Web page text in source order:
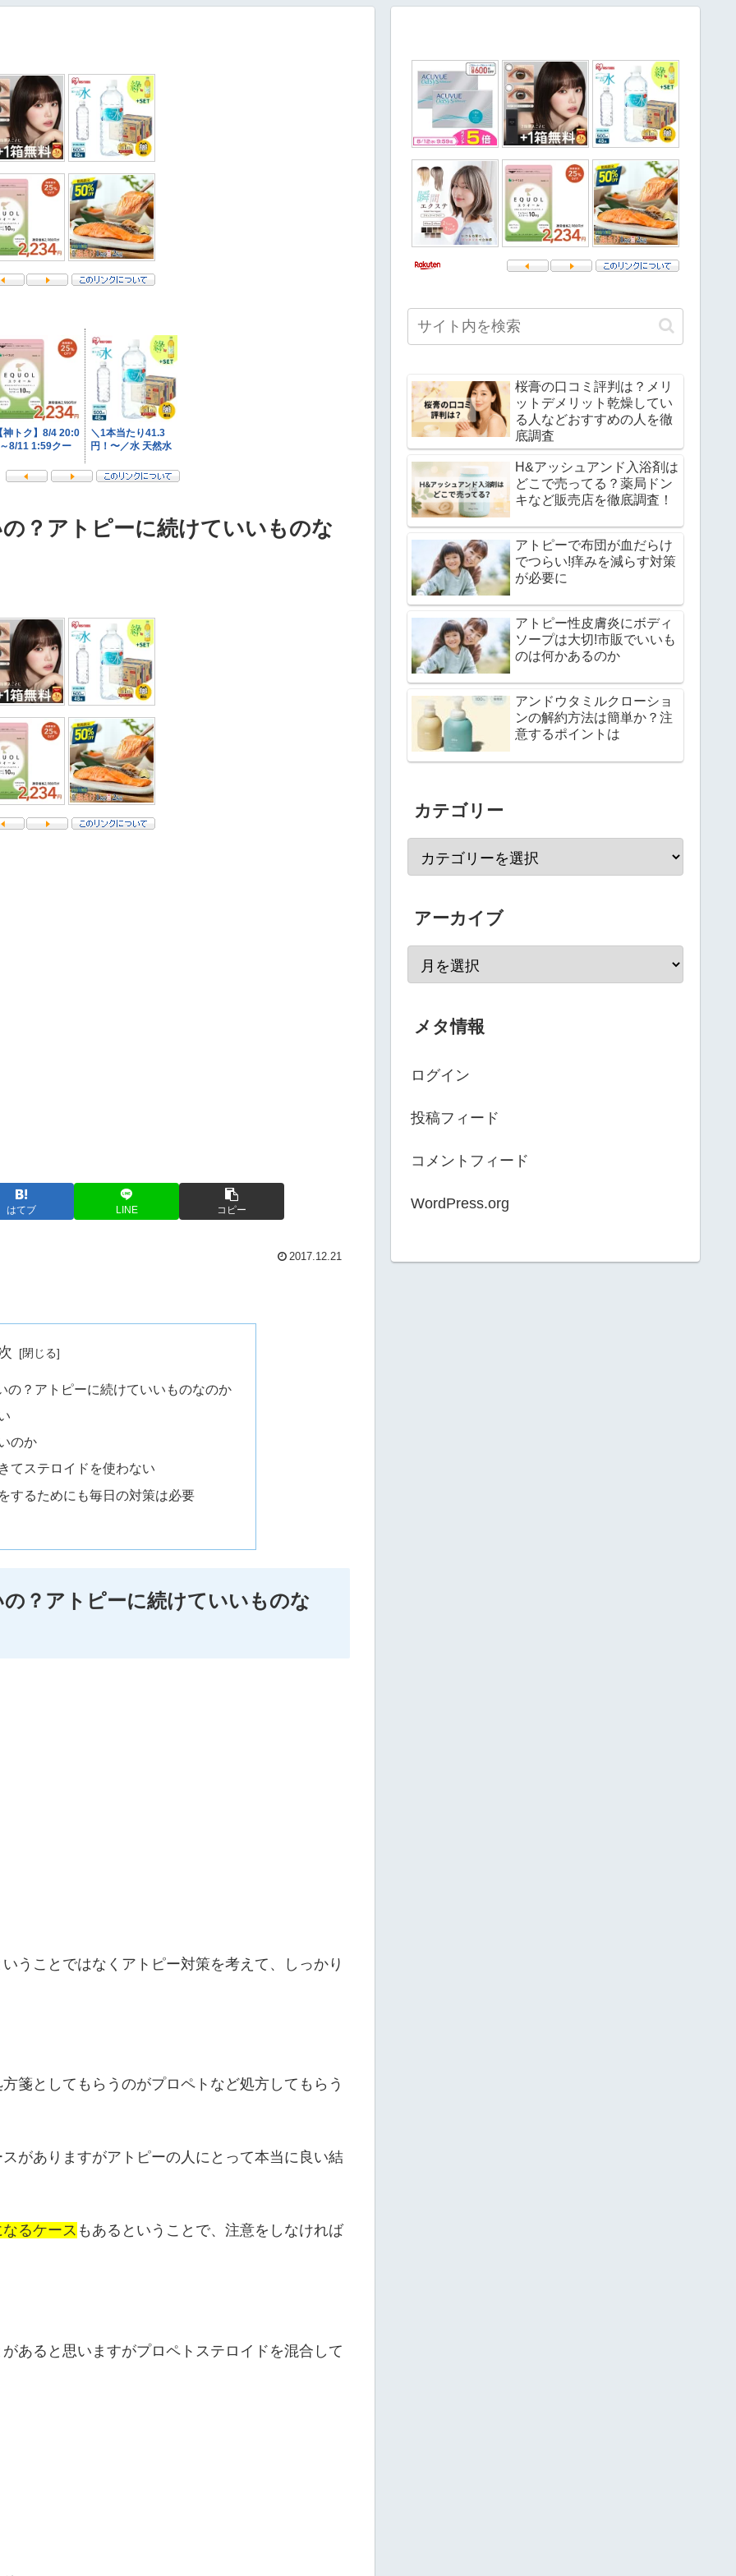
？アトピーに続けていいものな
はてブ LINE コピー
2017.12.21
の？アトピーに続けていいものなのか
のか
てステロイドを使わない
するためにも毎日の対策は必要
？アトピーに続けていいものな
うことではなくアトピー対策を考えて、しっかり
箋としてもらうのがプロペトなど処方してもらう
がありますがアトピーの人にとって本当に良い結
るケース もあるということで、注意をしなければ
あると思いますがプロペトステロイドを混合して
桜膏の口コミ評判は？メリ
ットデメリット乾燥してい
る人などおすすめの人を徹
底調査
H&アッシュアンド入浴剤は
どこで売ってる？薬局ドン
キなど販売店を徹底調査！
アトピーで布団が血だらけ
でつらい!痒みを減らす対策
が必要に
アトピー性皮膚炎にボディ
ソープは大切!市販でいいも
のは何かあるのか
アンドウタミルクローショ
ンの解約方法は簡単か？注
意するポイントは
カテゴリー
アーカイブ
メタ情報
ログイン
投稿フィード
コメントフィード
WordPress.org